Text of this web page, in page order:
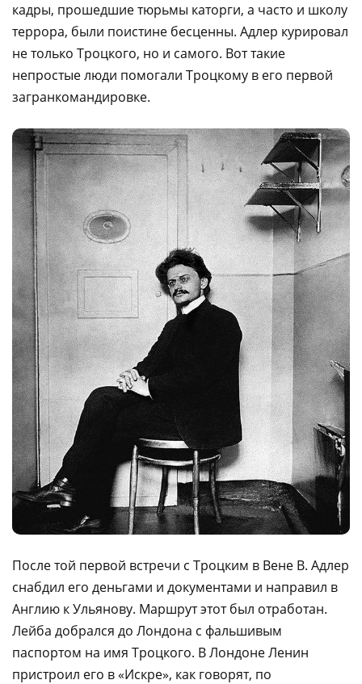
кадры, прошедшие тюрьмы каторги, а часто и школу
террора, были поистине бесценны. Адлер курировал
не только Троцкого, но и самого. Вот такие
непростые люди помогали Троцкому в его первой
загранкомандировке.
После той первой встречи с Троцким в Вене В. Адлер
снабдил его деньгами и документами и направил в
Англию к Ульянову. Маршрут этот был отработан.
Лейба добрался до Лондона с фальшивым
паспортом на имя Троцкого. В Лондоне Ленин
пристроил его в «Искре», как говорят, по